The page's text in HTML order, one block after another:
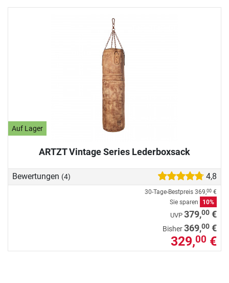
Auf Lager
ARTZT Vintage Series Lederboxsack
Bewertungen (4) 4,8
30-Tage-Bestpreis 369,00 €
Sie sparen
10%
UVP 379,00 €
Bisher369,00 €
329,00 €